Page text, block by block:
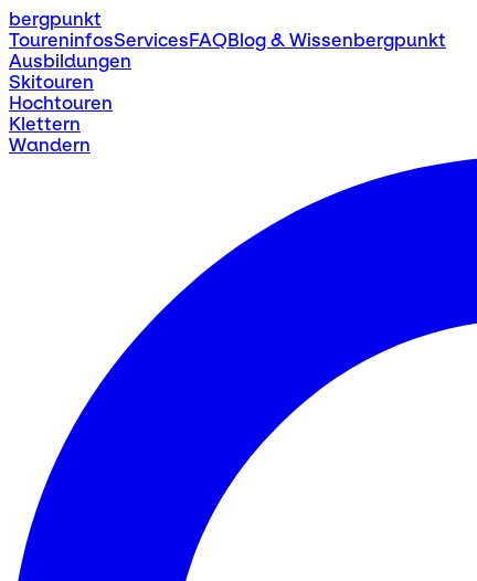
bergpunkt
ToureninfosServicesFAQBlog & Wissenbergpunkt
Ausbildungen
Skitouren
Hochtouren
Klettern
Wandern